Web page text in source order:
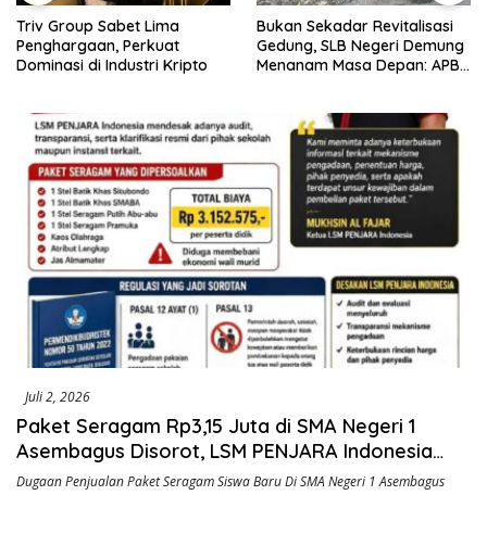
Triv Group Sabet Lima
Penghargaan, Perkuat
Dominasi di Industri Kripto
Bukan Sekadar Revitalisasi
Gedung, SLB Negeri Demung
Menanam Masa Depan: APBN
Khusus Menjadi Kemandirian
Juli 2, 2026
Paket Seragam Rp3,15 Juta di SMA Negeri 1
Asembagus Disorot, LSM PENJARA Indonesia
Desak Audit dan Transparansi Publik
Dugaan Penjualan Paket Seragam Siswa Baru Di SMA Negeri 1 Asembagus